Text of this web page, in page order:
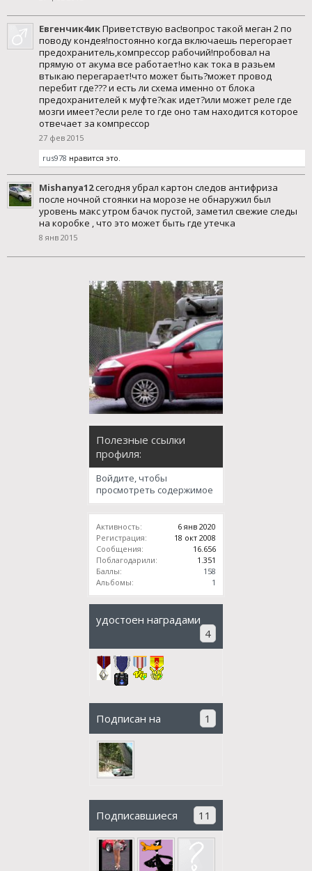
Полезные ссылки
профиля:
Войдите, чтобы
просмотреть содержимое
Активность:
6 янв 2020
Регистрация:
18 окт 2008
Сообщения:
16.656
Поблагодарили:
1.351
Баллы:
158
Альбомы:
1
удостоен наградами
4
Подписан на 1
Подписавшиеся 11
Евгенчик4икПриветствую вас!вопрос такой меган 2 по
поводу кондея!постоянно когда включаешь перегорает
предохранитель,компрессор рабочий!пробовал на
прямую от акума все работает!но как тока в разьем
втыкаю перегарает!что может быть?может провод
перебит где??? и есть ли схема именно от блока
предохранителей к муфте?как идет?или может реле где
мозги имеет?если реле то где оно там находится которое
отвечает за компрессор
27 фев 2015
rus978 нравится это.
Mishanya12сегодня убрал картон следов антифриза
после ночной стоянки на морозе не обнаружил был
уровень макс утром бачок пустой, заметил свежие следы
на коробке , что это может быть где утечка
8 янв 2015